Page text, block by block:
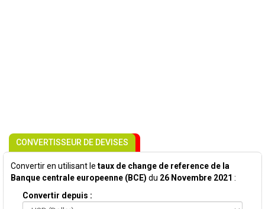
CONVERTISSEUR DE DEVISES
Convertir en utilisant le taux de change de reference de la
Banque centrale europeenne (BCE) du 26 Novembre 2021 :
Convertir depuis :